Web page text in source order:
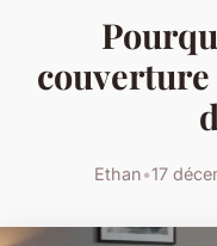
Ethan•17